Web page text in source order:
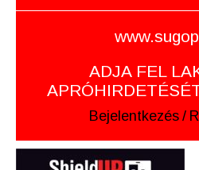
ADJA FEL
Bejelentkezés /